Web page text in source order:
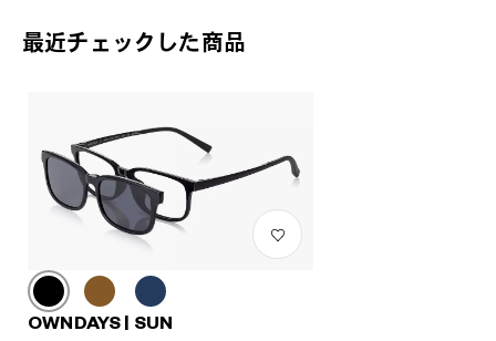
最近チェックした商品
OWNDAYS | SUN